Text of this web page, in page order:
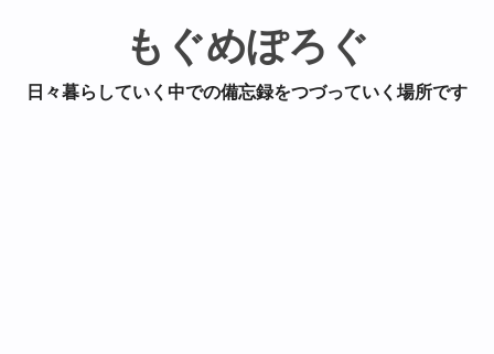
もぐめぽろぐ
日々暮らしていく中での備忘録をつづっていく場所です